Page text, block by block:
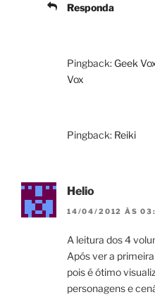
Responda
Pingback: Geek
Vox
Pingback: Reiki
Helio
14/04/2012 ÀS
A leitura dos 4
Após ver a
pois é ótimo
personagens e